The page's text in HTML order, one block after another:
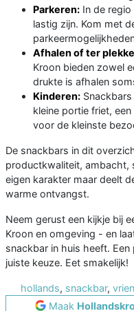
Parkeren: In de
lastig zijn. Kom met
Afhalen of ter
Kroon bieden zowel
drukte is afhalen
Kinderen:
kleine portie friet,
voor de kleinste
De snackbars in dit
productkwaliteit, ambacht,
eigen karakter maar deelt
warme ontvangst.
Neem gerust een kijkje bij
Kroon en omgeving - en
snackbar in huis heeft.
juiste keuze. Eet smakelijk!
hollands, snackbar,
Maak